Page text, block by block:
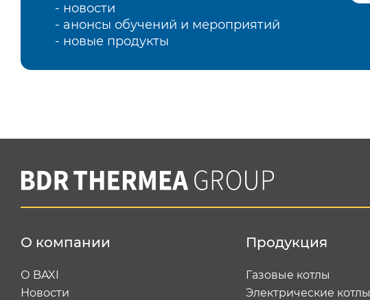
- новости
- анонсы обучений и мероприятий
- новые продукты
О компании
О BAXI
Новости
Продукция
Газовые котлы
Электрические котлы